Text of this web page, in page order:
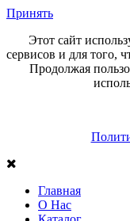
Принять
Этот сайт
сервисов и для того,
Продолжая
Главная
О Нас